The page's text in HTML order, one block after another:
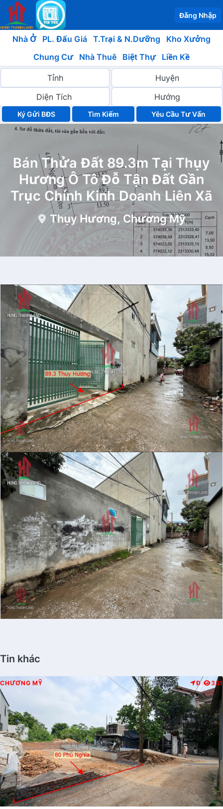
Đăng Nhập
Nhà Ở PL. Đấu Giá T.Trại & N.Dưỡng
Kho Xưởng
Chung Cư
Nhà Thuê Biệt Thự Liền Kề
Ký Gửi BĐS Yêu Cầu Tư Vấn
Bán Thửa Đất 89.3m Tại Thụy
Hương Ô Tô Đỗ Tận Đất Gần
Trục Chính Kinh Doanh Liên Xã
Thụy Hương, Chương Mỹ
Tin khác
CHƯƠNG MỸ Đ 331